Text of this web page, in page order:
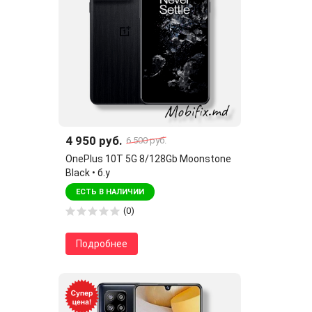
4 950 руб. 6 500 руб.
OnePlus 10T 5G 8/128Gb Moonstone
Black • б.у
ЕСТЬ В НАЛИЧИИ
(0)
Подробнее